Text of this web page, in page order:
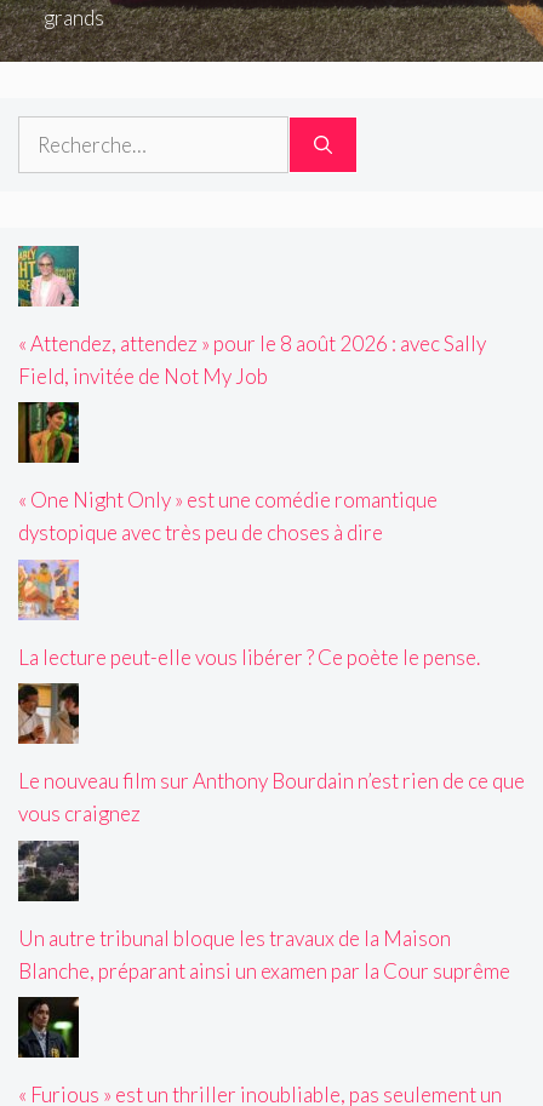
grands
Rechercher :
« Attendez, attendez » pour le 8 août 2026 : avec Sally
Field, invitée de Not My Job
« One Night Only » est une comédie romantique
dystopique avec très peu de choses à dire
La lecture peut-elle vous libérer ? Ce poète le pense.
Le nouveau film sur Anthony Bourdain n’est rien de ce que
vous craignez
Un autre tribunal bloque les travaux de la Maison
Blanche, préparant ainsi un examen par la Cour suprême
« Furious » est un thriller inoubliable, pas seulement un